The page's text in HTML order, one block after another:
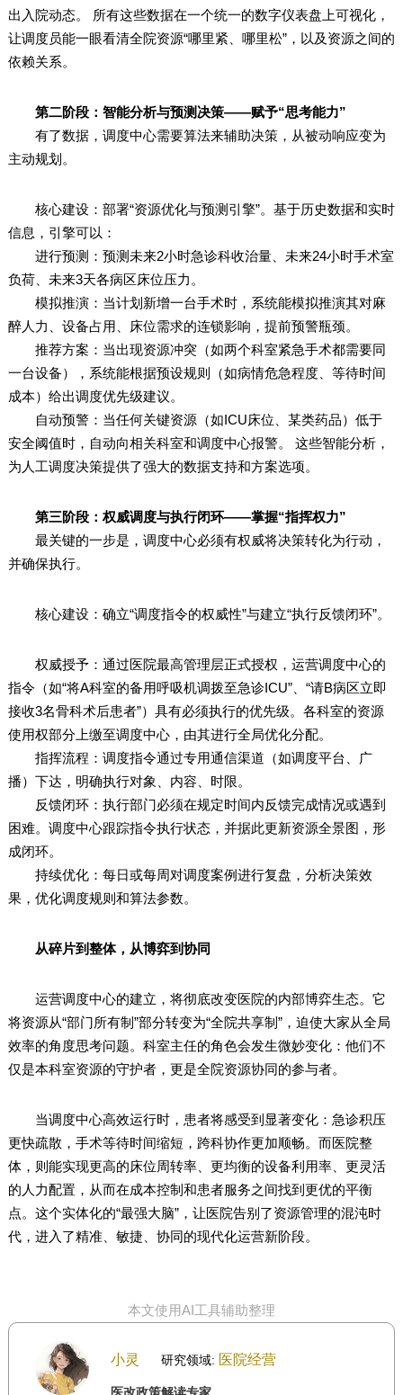
出入院动态。 所有这些数据在一个统一的数字仪表盘上可视化，
让调度员能一眼看清全院资源“哪里紧、哪里松”，以及资源之间的
依赖关系。
第二阶段：智能分析与预测决策——赋予“思考能力”
有了数据，调度中心需要算法来辅助决策，从被动响应变为
主动规划。
核心建设：部署“资源优化与预测引擎”。基于历史数据和实时
信息，引擎可以：
进行预测：预测未来2小时急诊科收治量、未来24小时手术室
负荷、未来3天各病区床位压力。
模拟推演：当计划新增一台手术时，系统能模拟推演其对麻
醉人力、设备占用、床位需求的连锁影响，提前预警瓶颈。
推荐方案：当出现资源冲突（如两个科室紧急手术都需要同
一台设备），系统能根据预设规则（如病情危急程度、等待时间
成本）给出调度优先级建议。
自动预警：当任何关键资源（如ICU床位、某类药品）低于
安全阈值时，自动向相关科室和调度中心报警。 这些智能分析，
为人工调度决策提供了强大的数据支持和方案选项。
第三阶段：权威调度与执行闭环——掌握“指挥权力”
最关键的一步是，调度中心必须有权威将决策转化为行动，
并确保执行。
核心建设：确立“调度指令的权威性”与建立“执行反馈闭环”。
权威授予：通过医院最高管理层正式授权，运营调度中心的
指令（如“将A科室的备用呼吸机调拨至急诊ICU”、“请B病区立即
接收3名骨科术后患者”）具有必须执行的优先级。各科室的资源
使用权部分上缴至调度中心，由其进行全局优化分配。
指挥流程：调度指令通过专用通信渠道（如调度平台、广
播）下达，明确执行对象、内容、时限。
反馈闭环：执行部门必须在规定时间内反馈完成情况或遇到
困难。调度中心跟踪指令执行状态，并据此更新资源全景图，形
成闭环。
持续优化：每日或每周对调度案例进行复盘，分析决策效
果，优化调度规则和算法参数。
从碎片到整体，从博弈到协同
运营调度中心的建立，将彻底改变医院的内部博弈生态。它
将资源从“部门所有制”部分转变为“全院共享制”，迫使大家从全局
效率的角度思考问题。科室主任的角色会发生微妙变化：他们不
仅是本科室资源的守护者，更是全院资源协同的参与者。
当调度中心高效运行时，患者将感受到显著变化：急诊积压
更快疏散，手术等待时间缩短，跨科协作更加顺畅。而医院整
体，则能实现更高的床位周转率、更均衡的设备利用率、更灵活
的人力配置，从而在成本控制和患者服务之间找到更优的平衡
点。这个实体化的“最强大脑”，让医院告别了资源管理的混沌时
代，进入了精准、敏捷、协同的现代化运营新阶段。
本文使用AI工具辅助整理
小灵 研究领域: 医院经营